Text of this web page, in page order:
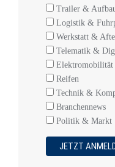
Trailer &
Logistik &
Werkstatt &
Telematik &
Elektromobilität
Reifen
Technik &
Branchennews
Politik & Markt